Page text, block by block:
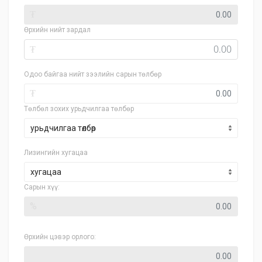
Өрхийн нийт зардал
₮
Одоо байгаа нийт зээлийн сарын төлбөр
₮
Төлбөл зохих урьдчилгаа төлбөр
Лизингийн хугацаа
хугацаа
Сарын хүү:
Өрхийн цэвэр орлого: